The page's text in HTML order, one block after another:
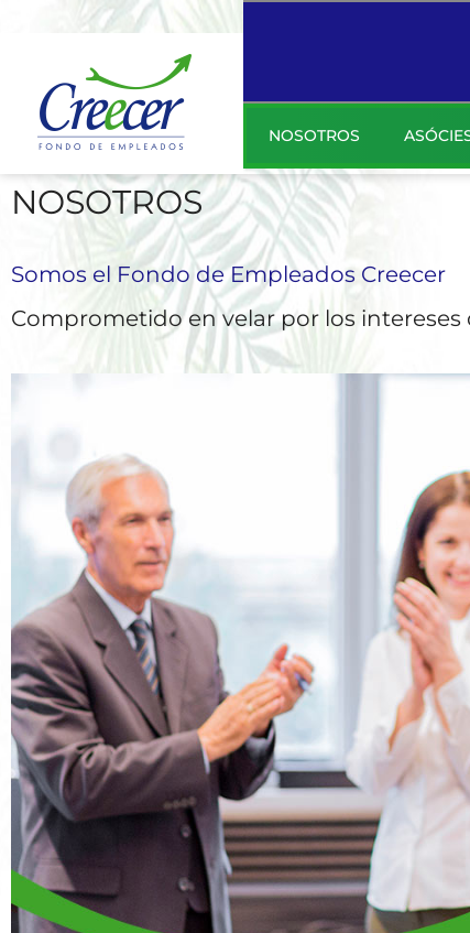
NOSOTROS
NOSOTROS
Somos el Fondo de Empleados Creecer
Comprometido en velar por los intereses